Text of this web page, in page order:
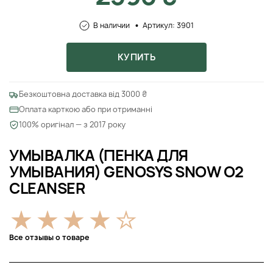
УМЫВАЛКА (ПЕНКА ДЛЯ
УМЫВАНИЯ) GENOSYS SNOW O2
CLEANSER
Все отзывы о товаре
В наличии Артикул: 3901
КУПИТЬ
Безкоштовна доставка від 3000 ₴
Оплата карткою або при отриманні
100% оригінал — з 2017 року